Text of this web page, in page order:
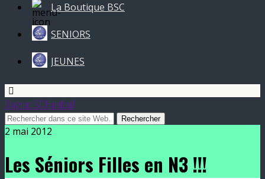
La Boutique BSC
SENIORS
JEUNES
Blagnac SC Handball
2 mai 2012
Les Séniors Filles en N3 !!!